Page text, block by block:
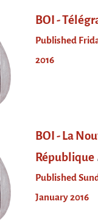
qu'on va où !?
(Wheel of
de la Route
BOI -
Published
2016
BOI - La
République
Published
January 2016